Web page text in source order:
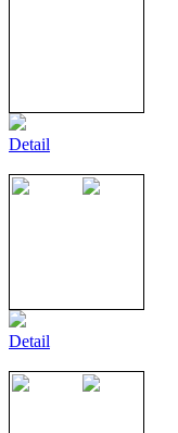
Detail
Detail